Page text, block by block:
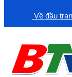
Về đầu